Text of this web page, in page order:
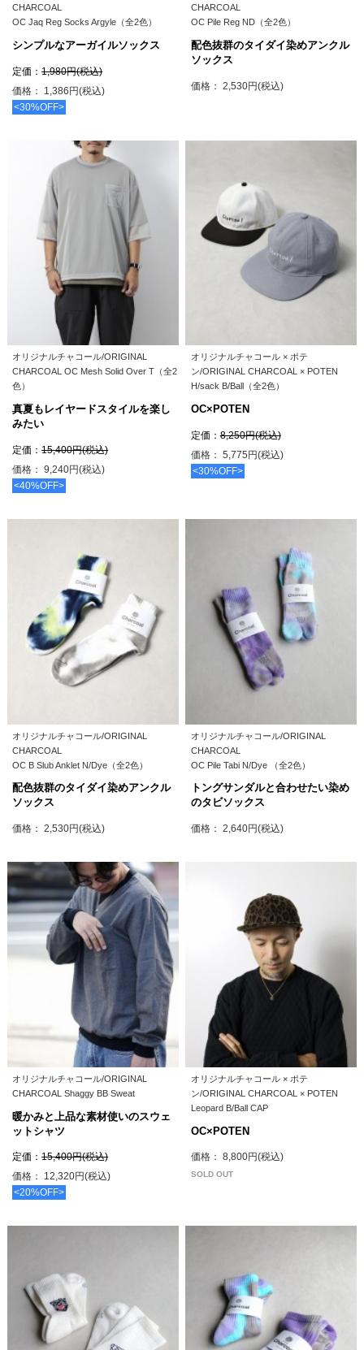
CHARCOAL
OC Jaq Reg Socks Argyle（全2色）
シンプルなアーガイルソックス
定価：1,980円(税込)
価格： 1,386円(税込)
<30%OFF>
CHARCOAL
OC Pile Reg ND（全2色）
配色抜群のタイダイ染めアンクル
ソックス
価格： 2,530円(税込)
オリジナルチャコール/ORIGINAL
CHARCOAL OC Mesh Solid Over T（全2
色）
真夏もレイヤードスタイルを楽し
みたい
定価：15,400円(税込)
価格： 9,240円(税込)
<40%OFF>
オリジナルチャコール × ポテ
ン/ORIGINAL CHARCOAL × POTEN
H/sack B/Ball（全2色）
OC×POTEN
定価：8,250円(税込)
価格： 5,775円(税込)
<30%OFF>
オリジナルチャコール/ORIGINAL
CHARCOAL
OC B Slub Anklet N/Dye（全2色）
配色抜群のタイダイ染めアンクル
ソックス
価格： 2,530円(税込)
オリジナルチャコール/ORIGINAL
CHARCOAL
OC Pile Tabi N/Dye （全2色）
トングサンダルと合わせたい染め
のタビソックス
価格： 2,640円(税込)
オリジナルチャコール/ORIGINAL
CHARCOAL Shaggy BB Sweat
暖かみと上品な素材使いのスウェ
ットシャツ
定価：15,400円(税込)
価格： 12,320円(税込)
<20%OFF>
オリジナルチャコール × ポテ
ン/ORIGINAL CHARCOAL × POTEN
Leopard B/Ball CAP
OC×POTEN
価格： 8,800円(税込)
SOLD OUT